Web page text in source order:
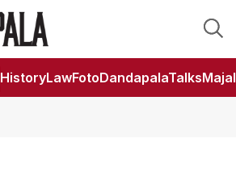
HistoryLawFotoDandapalaTalks